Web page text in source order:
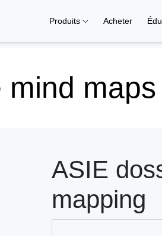
Produits Acheter
mind maps
ASIE
mapping